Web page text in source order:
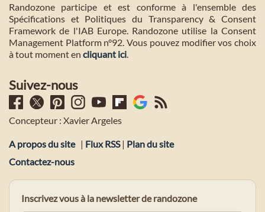
Randozone participe et est conforme à l'ensemble des
Spécifications et Politiques du Transparency & Consent
Framework de l'IAB Europe. Randozone utilise la Consent
Management Platform n°92. Vous pouvez modifier vos choix
à tout moment en cliquant ici.
Suivez-nous
Concepteur : Xavier Argeles
A propos du site | Flux RSS| Plan du site
Contactez-nous
Inscrivez vous à la newsletter de randozone